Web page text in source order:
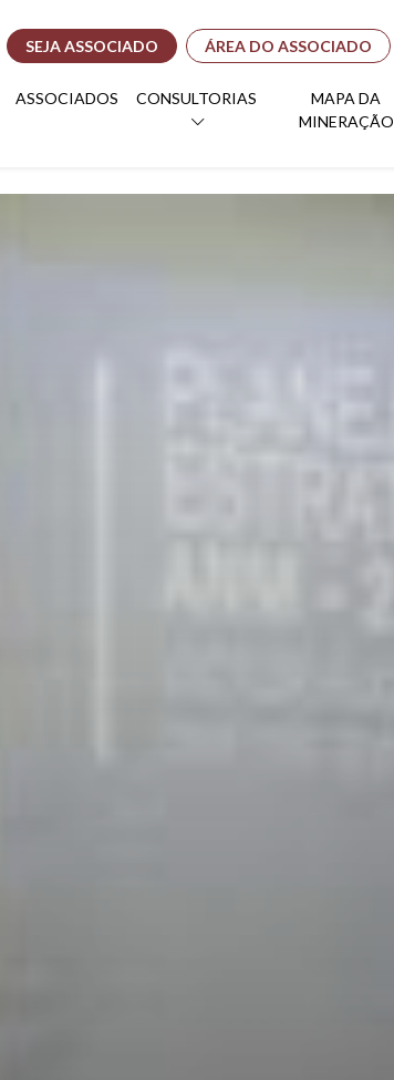
SEJA ASSOCIADO ÁREA DO ASSOCIADO
ASSOCIADOS CONSULTORIAS
MAPA DA
MINERAÇÃO